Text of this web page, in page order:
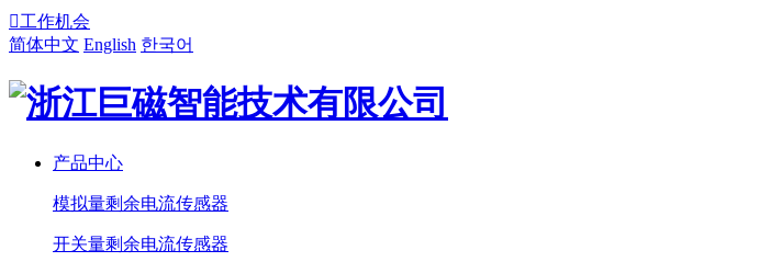
工作机会
简体中文 English 한국어
产品中心
模拟量剩余电流传感器
开关量剩余电流传感器